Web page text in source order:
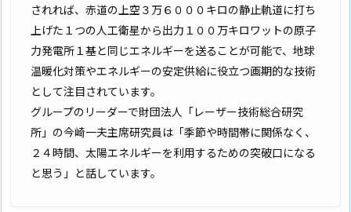
されれば、赤道の上空３万６０００キロの静止軌道に打ち
上げた１つの人工衛星から出力１００万キロワットの原子
力発電所１基と同じエネルギーを送ることが可能で、地球
温暖化対策やエネルギーの安定供給に役立つ画期的な技術
として注目されています。
グループのリーダーで財団法人「レーザー技術総合研究
所」の今崎一夫主席研究員は「季節や時間帯に関係なく、
２４時間、太陽エネルギーを利用するための突破口になる
と思う」と話しています。